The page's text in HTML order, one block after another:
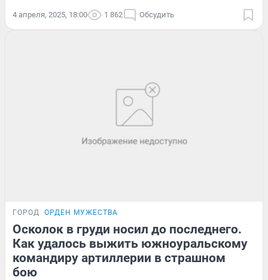
4 апреля, 2025, 18:00 1 862 Обсудить
ГОРОД ОРДЕН МУЖЕСТВА
Осколок в груди носил до последнего.
Как удалось выжить южноуральскому
командиру артиллерии в страшном
бою